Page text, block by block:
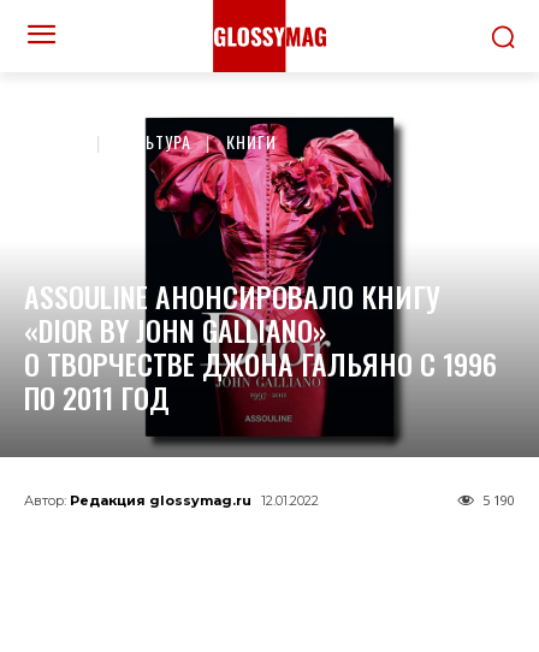
КУЛЬТУРА КНИГИ
ASSOULINE АНОНСИРОВАЛО КНИГУ
«DIOR BY JOHN GALLIANO»
О ТВОРЧЕСТВЕ ДЖОНА ГАЛЬЯНО С 1996
ПО 2011 ГОД
Автор: Редакция glossymag.ru 12.01.2022 5 190